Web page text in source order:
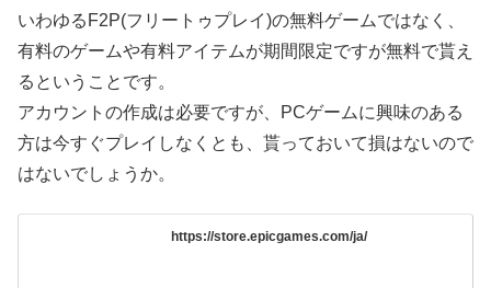
いわゆるF2P(フリートゥプレイ)の無料ゲームではなく、
有料のゲームや有料アイテムが期間限定ですが無料で貰え
るということです。
アカウントの作成は必要ですが、PCゲームに興味のある
方は今すぐプレイしなくとも、貰っておいて損はないので
はないでしょうか。
https://store.epicgames.com/ja/